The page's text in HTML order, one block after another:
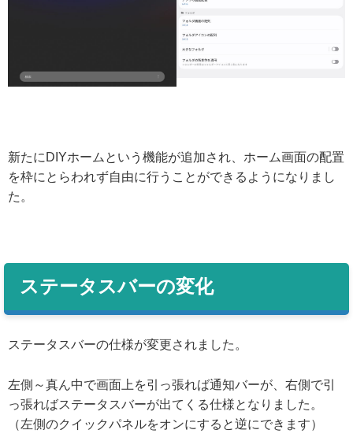
新たにDIYホームという機能が追加され、ホーム画面の配置
を枠にとらわれず自由に行うことができるようになりまし
た。
ステータスバーの変化
ステータスバーの仕様が変更されました。
左側～真ん中で画面上を引っ張れば通知バーが、右側で引
っ張ればステータスバーが出てくる仕様となりました。
（左側のクイックパネルをオンにすると逆にできます）